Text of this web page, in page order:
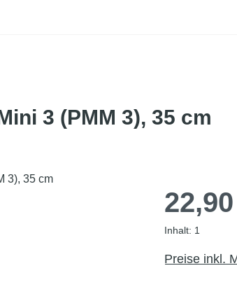
3 (PMM 3), 35 cm
Inhalt: 1
Preise inkl.